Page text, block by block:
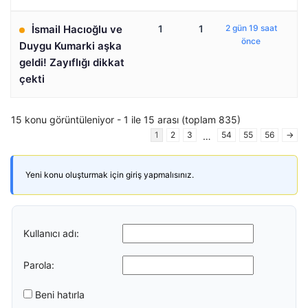
İsmail Hacıoğlu ve
Duygu Kumarki aşka
geldi! Zayıflığı dikkat
çekti
1 1
2 gün 19 saat
önce
15 konu görüntüleniyor - 1 ile 15 arası (toplam 835)
1 2 3 … 54 55 56 →
Yeni konu oluşturmak için giriş yapmalısınız.
Kullanıcı adı:
Parola:
Beni hatırla